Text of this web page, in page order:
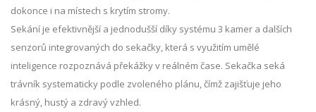
dokonce i na místech s krytím stromy.
Sekání je efektivnější a jednodušší díky systému 3 kamer a dalších
senzorů integrovaných do sekačky, která s využitím umělé
inteligence rozpoznává překážky v reálném čase. Sekačka seká
trávník systematicky podle zvoleného plánu, čímž zajišťuje jeho
krásný, hustý a zdravý vzhled.